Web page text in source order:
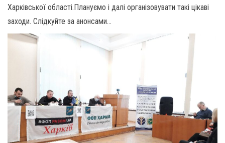
Харківської області.Плануємо і далі організовувати такі цікаві
заходи. Слідкуйте за анонсами…